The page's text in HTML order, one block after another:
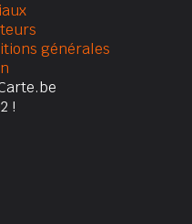
générales
!